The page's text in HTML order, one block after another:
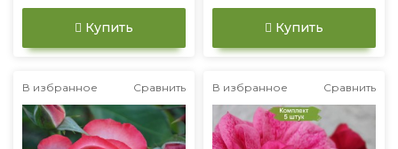
Купить Купить
В избранное Сравнить В избранное Сравнить